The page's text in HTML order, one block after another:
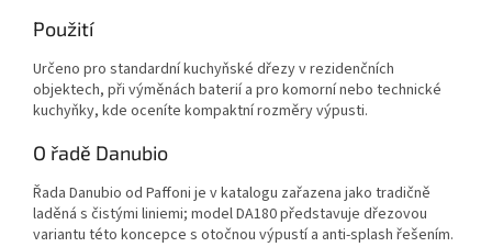
Použití
Určeno pro standardní kuchyňské dřezy v rezidenčních
objektech, při výměnách baterií a pro komorní nebo technické
kuchyňky, kde oceníte kompaktní rozměry výpusti.
O řadě Danubio
Řada Danubio od Paffoni je v katalogu zařazena jako tradičně
laděná s čistými liniemi; model DA180 představuje dřezovou
variantu této koncepce s otočnou výpustí a anti‑splash řešením.